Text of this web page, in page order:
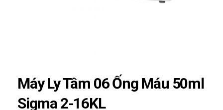
Máy Ly Tâm 06 Ống Máu 50ml
Sigma 2-16KL